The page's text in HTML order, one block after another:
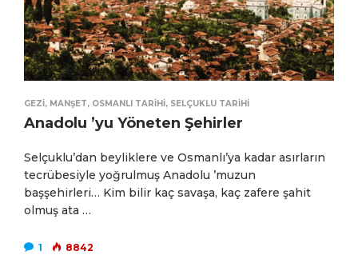
GEZI, MANŞET, OSMANLI TARIHI, SELÇUKLU TARIHI
Anadolu ’yu Yöneten Şehirler
Selçuklu’dan beyliklere ve Osmanlı’ya kadar asırların
tecrübesiyle yoğrulmuş Anadolu ’muzun
başşehirleri… Kim bilir kaç savaşa, kaç zafere şahit
olmuş ata …
1 8842